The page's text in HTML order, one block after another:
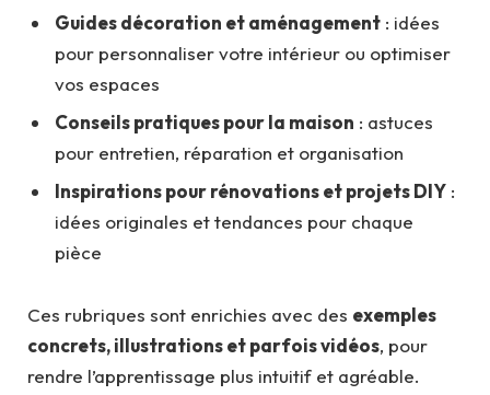
Guides décoration et aménagement : idées
pour personnaliser votre intérieur ou optimiser
vos espaces
Conseils pratiques pour la maison : astuces
pour entretien, réparation et organisation
Inspirations pour rénovations et projets DIY :
idées originales et tendances pour chaque
pièce
Ces rubriques sont enrichies avec des exemples
concrets, illustrations et parfois vidéos, pour
rendre l’apprentissage plus intuitif et agréable.